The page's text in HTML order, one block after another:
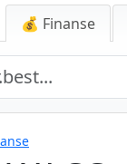
💰 Finanse